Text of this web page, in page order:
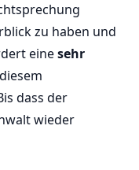
zu haben und
einesehr
dass der
wieder